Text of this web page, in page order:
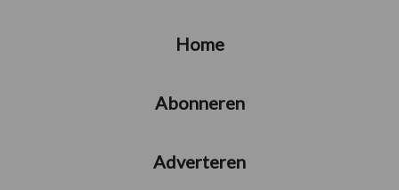
Home
Abonneren
Adverteren